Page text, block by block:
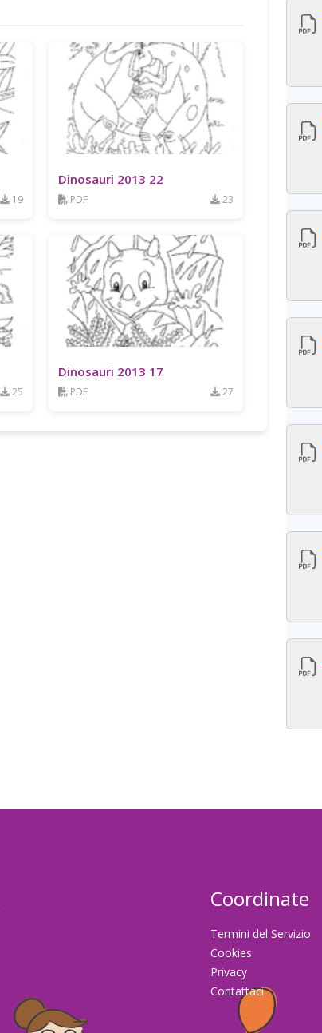
19
Dinosauri 2013 22
PDF 23
25
Dinosauri 2013 17
PDF 27
Coordinate
Termini del Servizio
Cookies
Privacy
Contattaci